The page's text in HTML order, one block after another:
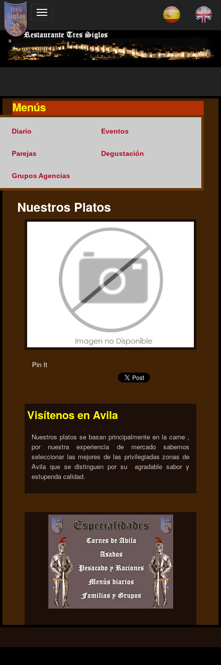
Menús
Diario Eventos
Parejas Degustación
Grupos Agencias
Nuestros Platos
Pin It
Visítenos en Avila
Nuestros platos se basan principalmente en la carne ,
por nuestra experiencia de mercado sabemos
seleccionar las mejores de las privilegiadas zonas de
Avila que se distinguen por su agradable sabor y
estupenda calidad.